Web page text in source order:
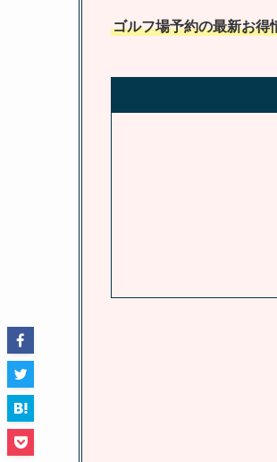
ゴルフ場予約の最新お得